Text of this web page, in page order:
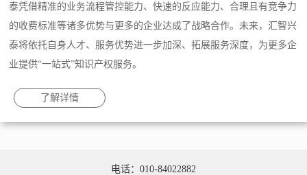
泰凭借精准的业务流程管控能力、快速的反应能力、合理且有竞争力
的收费标准等诸多优势与更多的企业达成了战略合作。未来，汇智兴
泰将依托自身人才、服务优势进一步加深、拓展服务深度，为更多企
业提供“一站式”知识产权服务。
了解详情
电话：010-84022882